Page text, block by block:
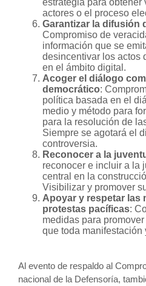
estrategia para obtener
actores o el proceso
Garantizar la difusión
Compromiso de
información que se
desincentivar los actos
en el ámbito digital.
Acoger el diálogo
democrático:
política basada en el
medio y método para
para la resolución de
Siempre se agotará el
controversia.
Reconocer a la
reconocer e incluir a la
central en la
Visibilizar y promover
Apoyar y respetar las
protestas pacíficas:
medidas para
que toda manifestación
Al evento de respaldo al
nacional de la Defensoría,